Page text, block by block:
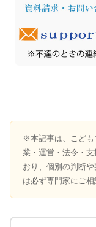
※本記事は、こども
業・運営・法令・
おり、個別の判断
は必ず専門家にご相